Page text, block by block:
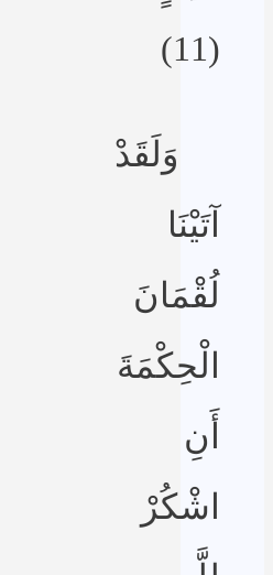
(11)
وَلَقَدْ
آتَيْنَا
لُقْمَانَ
الْحِكْمَةَ
أَنِ
اشْكُرْ